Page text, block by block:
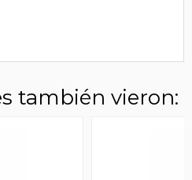
también vieron: